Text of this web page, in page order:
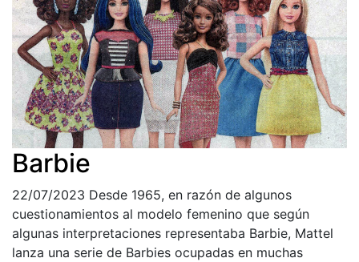
Barbie
22/07/2023 Desde 1965, en razón de algunos
cuestionamientos al modelo femenino que según
algunas interpretaciones representaba Barbie, Mattel
lanza una serie de Barbies ocupadas en muchas